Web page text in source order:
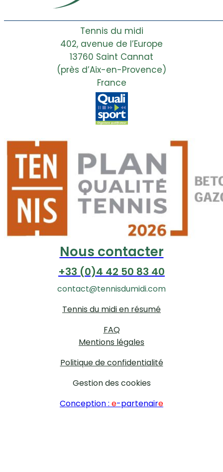
Tennis du midi
402, avenue de l’Europe
13760 Saint Cannat
(près d’Aix-en-Provence)
France
Nous contacter
+33 (0)4 42 50 83 40
contact@tennisdumidi.com
Tennis du midi en résumé
FAQ
Mentions légales
Politique de confidentialité
Gestion des cookies
Conception : e-partenaire